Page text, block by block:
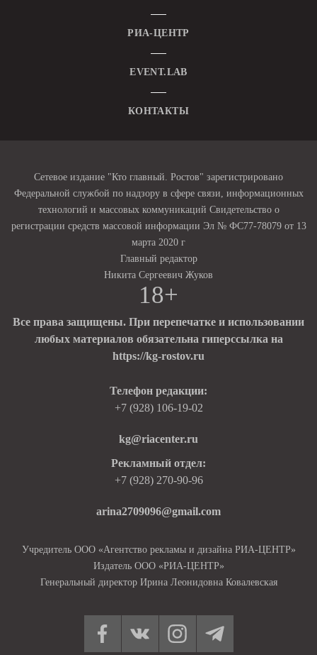
РИА-ЦЕНТР
EVENT.LAB
КОНТАКТЫ
Сетевое издание "Кто главный. Ростов" зарегистрировано
Федеральной службой по надзору в сфере связи, информационных
технологий и массовых коммуникаций Свидетельство о
регистрации средств массовой информации Эл № ФС77-78079 от 13
марта 2020 г
Главный редактор
Никита Сергеевич Жуков
18+
Все права защищены. При перепечатке и использовании
любых материалов обязательна гиперссылка на
https://kg-rostov.ru
Телефон редакции:
+7 (928) 106-19-02
kg@riacenter.ru
Рекламный отдел:
+7 (928) 270-90-96
arina2709096@gmail.com
Учредитель ООО «Агентство рекламы и дизайна РИА-ЦЕНТР»
Издатель ООО «РИА-ЦЕНТР»
Генеральный директор Ирина Леонидовна Ковалевская